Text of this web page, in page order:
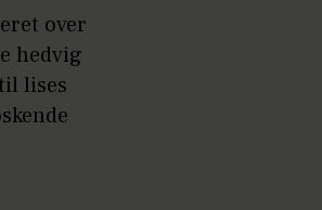
over
hedvig
lises